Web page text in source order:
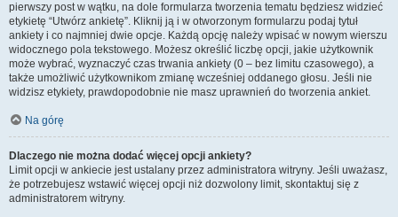
pierwszy post w wątku, na dole formularza tworzenia tematu będziesz widzieć
etykietę “Utwórz ankietę”. Kliknij ją i w otworzonym formularzu podaj tytuł
ankiety i co najmniej dwie opcje. Każdą opcję należy wpisać w nowym wierszu
widocznego pola tekstowego. Możesz określić liczbę opcji, jakie użytkownik
może wybrać, wyznaczyć czas trwania ankiety (0 – bez limitu czasowego), a
także umożliwić użytkownikom zmianę wcześniej oddanego głosu. Jeśli nie
widzisz etykiety, prawdopodobnie nie masz uprawnień do tworzenia ankiet.
Na górę
Dlaczego nie można dodać więcej opcji ankiety?
Limit opcji w ankiecie jest ustalany przez administratora witryny. Jeśli uważasz,
że potrzebujesz wstawić więcej opcji niż dozwolony limit, skontaktuj się z
administratorem witryny.